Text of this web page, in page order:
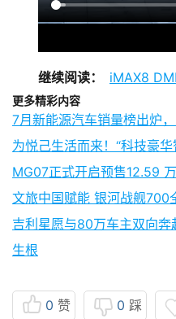
继续阅读： iMAX8
更多精彩内容
7月新能源汽车销量榜出炉
为悦己生活而来！“科技豪
MG07正式开启预售12.59
文旅中国赋能 银河战舰700
吉利星愿与80万车主双向
生根
0 赞 0 踩